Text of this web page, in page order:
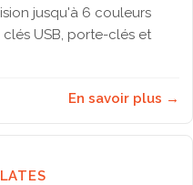
jusqu'à 6 couleurs
USB, porte-clés et
En savoir plus →